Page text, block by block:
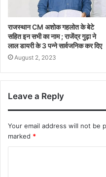
राजस्थान CM अशोक गहलोत के बेटे
सहित इन सभी का नाम ; राजेंद्र गुढ़ा ने
लाल डायरी के 3 पन्ने सार्वजनिक कर दिए
August 2, 2023
Leave a Reply
Your email address will not be
marked *